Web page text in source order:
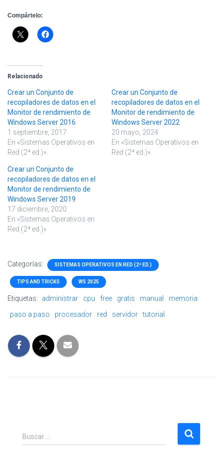
Compártelo:
Relacionado
Crear un Conjunto de
recopiladores de datos en el
Monitor de rendimiento de
Windows Server 2016
1 septiembre, 2017
En «Sistemas Operativos en
Red (2ª ed.)»
Crear un Conjunto de
recopiladores de datos en el
Monitor de rendimiento de
Windows Server 2022
20 mayo, 2024
En «Sistemas Operativos en
Red (2ª ed.)»
Crear un Conjunto de
recopiladores de datos en el
Monitor de rendimiento de
Windows Server 2019
17 diciembre, 2020
En «Sistemas Operativos en
Red (2ª ed.)»
Categorías: SISTEMAS OPERATIVOS EN RED (2ª ED.)
TIPS AND TRICKS WS 2025
Etiquetas: administrar cpu free gratis manual
memoria
paso a paso
procesador red servidor tutorial
B
u
Buscar …